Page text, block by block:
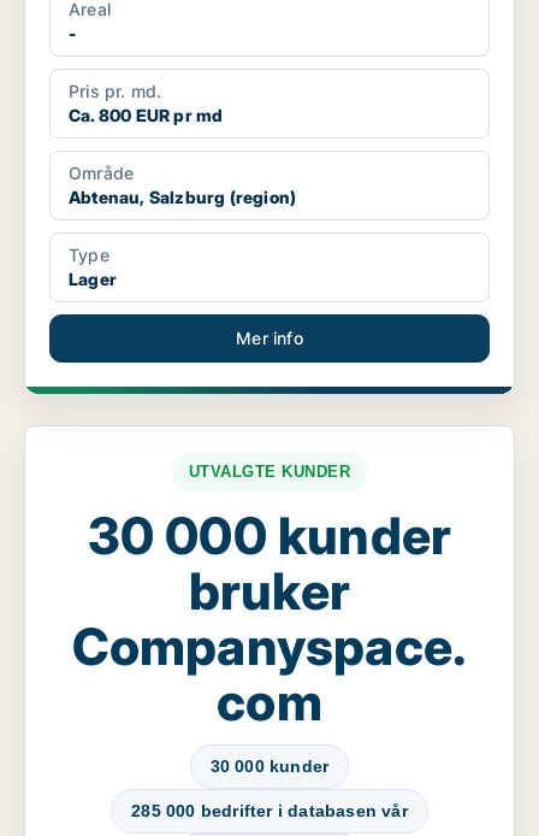
Areal
-
Pris pr. md.
Ca. 800 EUR pr md
Område
Abtenau, Salzburg (region)
Type
Lager
Mer info
UTVALGTE KUNDER
30 000 kunder
bruker
Companyspace.
com
30 000 kunder
285 000 bedrifter i databasen vår